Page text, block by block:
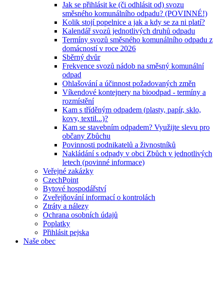
Jak se přihlásit ke (či odhlásit od) svozu
směsného komunálního odpadu? (POVINNÉ!)
Kolik stojí popelnice a jak a kdy se za ni platí?
Kalendář svozů jednotlivých druhů odpadu
Termíny svozů směsného komunálního odpadu z
domácností v roce 2026
Sběrný dvůr
Frekvence svozů nádob na směsný komunální
odpad
Ohlašování a účinnost požadovaných změn
Víkendové kontejnery na bioodpad - termíny a
rozmístění
Kam s tříděným odpadem (plasty, papír, sklo,
kovy, textil...)?
Kam se stavebním odpadem? Využijte slevu pro
občany Zbůchu
Povinnosti podnikatelů a živnostníků
Nakládání s odpady v obci Zbůch v jednotlivých
letech (povinné informace)
Veřejné zakázky
CzechPoint
Bytové hospodářství
Zveřejňování informací o kontrolách
Ztráty a nálezy
Ochrana osobních údajů
Poplatky
Přihlásit pejska
Naše obec